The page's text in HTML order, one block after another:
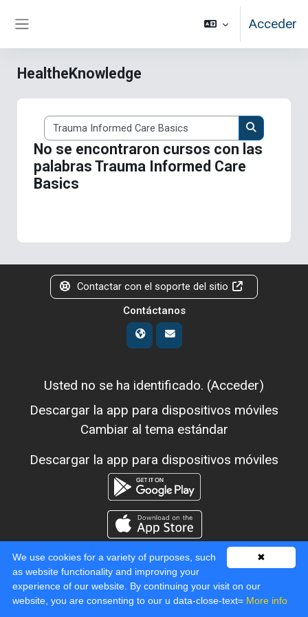
Acceder
HealtheKnowledge
Buscar cursos
Buscar
No se encontraron cursos con las
palabras Trauma Informed Care
Basics
Contactar con el soporte del sitio
Contáctanos
Usted no se ha identificado. (Acceder)
Descargar la app para dispositivos móviles
Cambiar al tema estándar
Descargar la app para dispositivos móviles
Desarrollado porMoodle
✖
We use cookies for a variety of purposes, such
as website functionality and improving your
experience of our website. By continuing your visit on our
website, you are consenting to our u data-close-text= More info